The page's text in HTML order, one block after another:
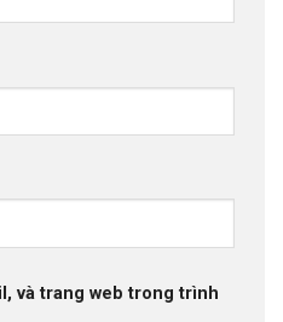
và trang web trong trình